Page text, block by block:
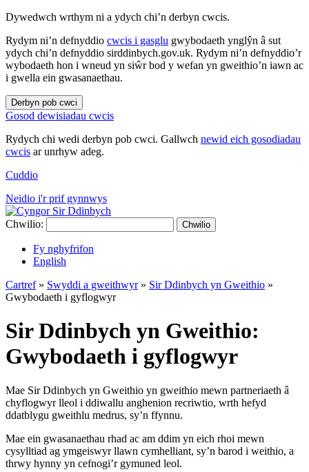
Dywedwch wrthym ni a ydych chi’n derbyn cwcis.
Rydym ni’n defnyddio cwcis i gasglu gwybodaeth ynglŷn â sut
ydych chi’n defnyddio sirddinbych.gov.uk. Rydym ni’n defnyddio’r
wybodaeth hon i wneud yn siŵr bod y wefan yn gweithio’n iawn ac
i gwella ein gwasanaethau.
Derbyn pob cwci
Gosod dewisiadau cwcis
Rydych chi wedi derbyn pob cwci. Gallwch newid eich gosodiadau
cwcis ar unrhyw adeg.
Cuddio
Neidio i'r prif gynnwys
Chwilio: Chwilio
Fy nghyfrifon
English
Cartref» Swyddi a gweithwyr» Sir Ddinbych yn Gweithio »
Gwybodaeth i gyflogwyr
Sir Ddinbych yn Gweithio:
Gwybodaeth i gyflogwyr
Mae Sir Ddinbych yn Gweithio yn gweithio mewn partneriaeth â
chyflogwyr lleol i ddiwallu anghenion recriwtio, wrth hefyd
ddatblygu gweithlu medrus, sy’n ffynnu.
Mae ein gwasanaethau rhad ac am ddim yn eich rhoi mewn
cysylltiad ag ymgeiswyr llawn cymhelliant, sy’n barod i weithio, a
thrwy hynny yn cefnogi’r gymuned leol.